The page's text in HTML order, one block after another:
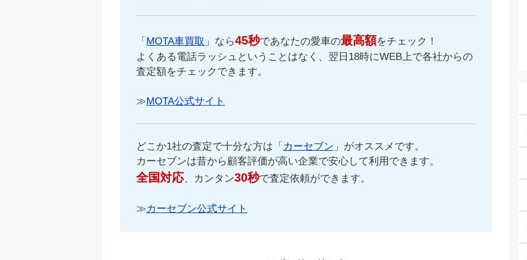
「 MOTA車買取 」なら45秒であなたの愛車の最高額をチェック！
よくある電話ラッシュということはなく、翌日18時にWEB上で各社からの
査定額をチェックできます。
≫MOTA公式サイト
どこか1社の査定で十分な方は「 カーセブン 」がオススメです。
カーセブンは昔から顧客評価が高い企業で安心して利用できます。
全国対応、カンタン30秒で査定依頼ができます。
≫カーセブン公式サイト